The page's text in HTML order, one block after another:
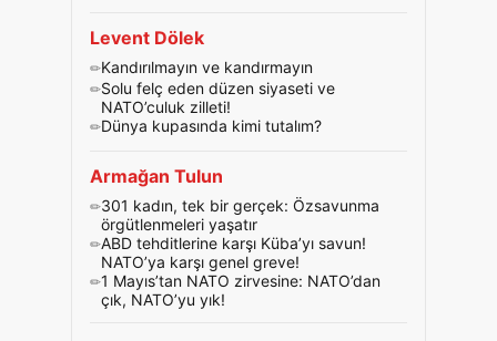
Levent Dölek
Kandırılmayın ve kandırmayın
Solu felç eden düzen siyaseti ve
NATO’culuk zilleti!
Dünya kupasında kimi tutalım?
Armağan Tulun
301 kadın, tek bir gerçek: Özsavunma
örgütlenmeleri yaşatır
ABD tehditlerine karşı Küba’yı savun!
NATO’ya karşı genel greve!
1 Mayıs’tan NATO zirvesine: NATO’dan
çık, NATO’yu yık!